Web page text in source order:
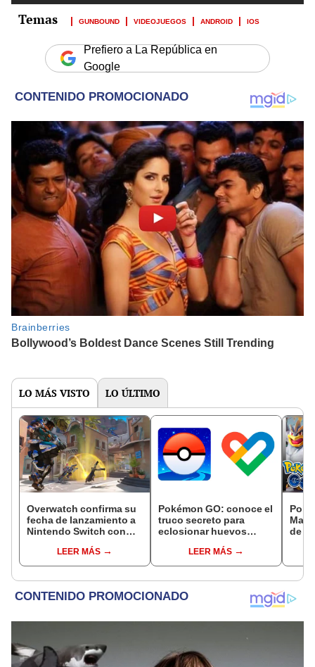
GUNBOUND VIDEOJUEGOS ANDROID IOS
Prefiero a La República en
Google
LO MÁS VISTO LO ÚLTIMO
Overwatch confirma su
fecha de lanzamiento a
Nintendo Switch con
[VIDEO]LEER MÁS
Pokémon GO: conoce el
truco secreto para
eclosionar huevos
LEER MÁS
de